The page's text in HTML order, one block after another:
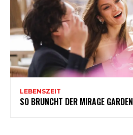
LEBENSZEIT
SO BRUNCHT DER MIRAGE GARDEN